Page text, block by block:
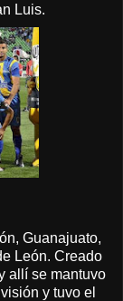
Luis.
Guanajuato,
León. Creado
allí se mantuvo
y tuvo el